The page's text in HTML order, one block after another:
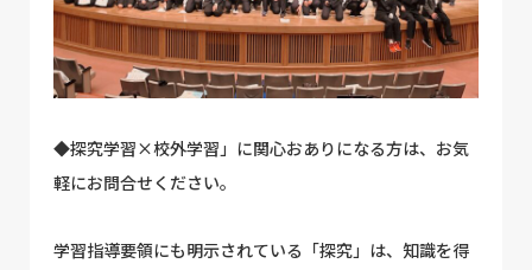
◆探究学習×校外学習」に関心おありになる方は、お気
軽にお問合せください。
学習指導要領にも明示されている「探究」は、知識を得